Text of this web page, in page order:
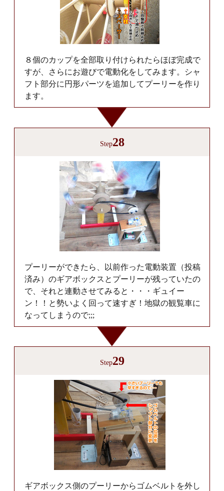
８個のカップを全部取り付けられたらほぼ完成で
すが、さらにお遊びで電動化をしてみます。シャ
フト部分に円形パーツを追加してプーリーを作り
ます。
Step28
プーリーができたら、以前作った電動装置（投稿
済み）のギアボックスとプーリーが残っていたの
で、それと連動させてみると・・・ギュイー
ン！！と勢いよく回って速すぎ！地獄の観覧車に
なってしまうので;;;
Step29
ギアボックス側のプーリーからゴムベルトを外し